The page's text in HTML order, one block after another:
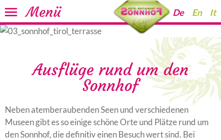
Menü De En It
Ausflüge rund um den
Sonnhof
Neben atemberaubenden Seen und verschiedenen
Museen gibt es so einige schöne Orte und Plätze rund um
den Sonnhof, die definitiv einen Besuch wert sind. Bei